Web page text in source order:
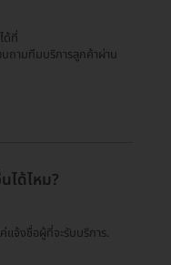
ด้ที่
ามทีมบริการลูกค้าผ่าน
ได้ไหม?
จ้งชื่อผู้ที่จะรับบริการ.